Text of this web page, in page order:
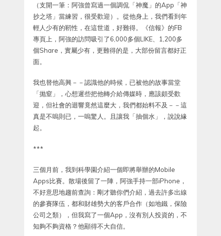
（支開一筆：阿強曾寫過一個調侃「神魔」的App「神
抄之塔」當練習，很受歡迎）。從他身上，我們看到年
輕人少有的靭性，在這世道，好難得。《信報》的FB
專頁上，阿強的訪問吸引了6,000多個LIKE、1,200多
個Share，實屬少有，更難得的是，大部份留言都好正
面。
我也替他高興－－認識他的時候，已被他的故事當堂
「抛窒」，心想遲些把他轉介給傳媒時，應該頗受歡
迎，但社會的迴響竟然這麼大，我們都始料不及－－這
真是不嗚則已，一嗚驚人。且讓我「抽個水」，說說緣
起。
***
三個月前，我到科學園介紹一個即將舉辦的Mobile
Apps比賽。散場後留了一陣，阿強手持一部iPhone，
不好意思地趨前查詢：剛才聽你們介紹，過去許多出線
的參賽隊伍，都和財雄勢大的客戶合作（如地鐵，保險
公司之類），但我寫了一個App，沒有別人投資的，不
知夠不夠資格？他顯得不大自信。